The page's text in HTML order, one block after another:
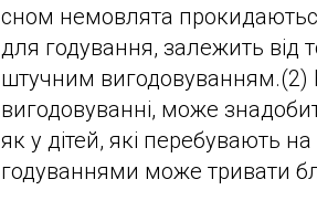
сном немовлята
для годування, залежить від
штучним вигодовуванням.(2)
вигодовуванні, може
як у дітей, які перебувають
годуваннями може тривати